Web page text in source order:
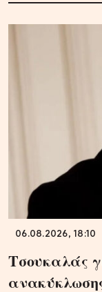
06.08.2026, 18:10
Τσουκαλάς